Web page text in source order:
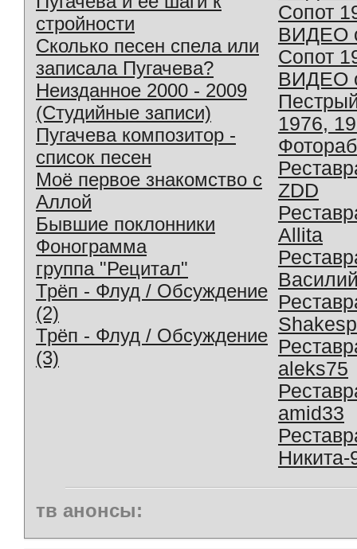
стройности
Сколько песен спела или
записала Пугачева?
Неизданное 2000 - 2009
(Студийные записи)
Пугачева композитор -
список песен
Моё первое знакомство с
Аллой
Бывшие поклонники
Фонограмма
группа "Рецитал"
Трёп - Флуд / Обсуждение
(2)
Трёп - Флуд / Обсуждение
(3)
Сопот
ВИДЕО
Сопот
ВИДЕО
1976,
ZDD
Allita
aleks75
amid33
Никита-
тв анонсы: